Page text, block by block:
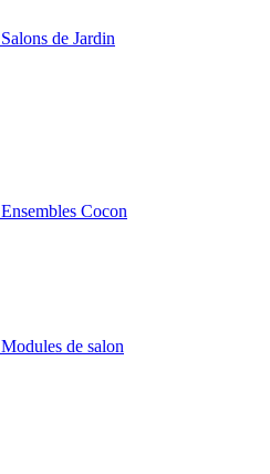
Salons de Jardin
Ensembles Cocon
Modules de salon